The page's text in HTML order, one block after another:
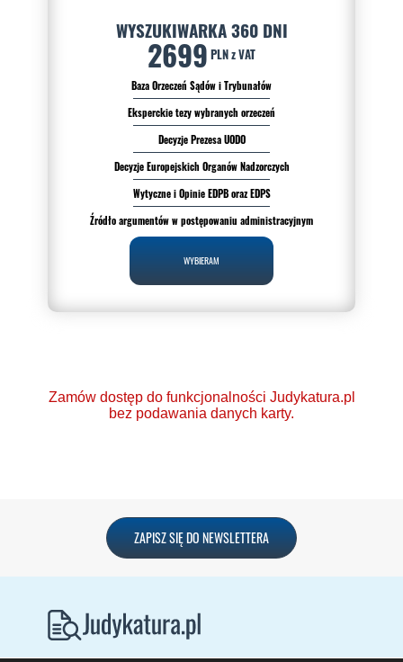
WYSZUKIWARKA 360 DNI
2699 PLN z VAT
Baza Orzeczeń Sądów i Trybunałów
Eksperckie tezy wybranych orzeczeń
Decyzje Prezesa UODO
Decyzje Europejskich Organów Nadzorczych
Wytyczne i Opinie EDPB oraz EDPS
Źródło argumentów w postępowaniu administracyjnym
WYBIERAM
Zamów dostęp do funkcjonalności Judykatura.pl
bez podawania danych karty.
Ponad 2000 orzeczeń
o Ochronie Danych
Codzienna aktualizacja
ZAPISZ SIĘ DO NEWSLETTERA